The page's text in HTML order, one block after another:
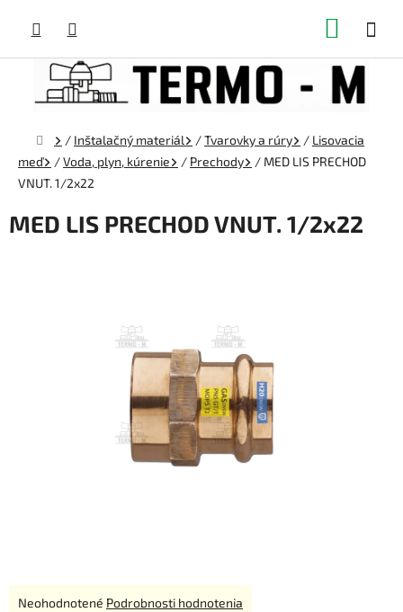
obsah
Domov
/ Inštalačný materiál /Tvarovky a rúry / Lisovacia
meď
/Voda, plyn, kúrenie / Prechody / MED LIS PRECHOD
VNUT. 1/2x22
MED LIS PRECHOD VNUT. 1/2x22
Priemerné
Neohodnotené Podrobnosti hodnotenia